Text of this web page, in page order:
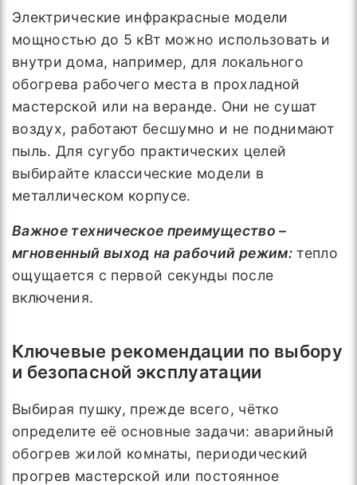
Электрические инфракрасные модели
мощностью до 5 кВт можно использовать и
внутри дома, например, для локального
обогрева рабочего места в прохладной
мастерской или на веранде. Они не сушат
воздух, работают бесшумно и не поднимают
пыль. Для сугубо практических целей
выбирайте классические модели в
металлическом корпусе.
Важное техническое преимущество –
мгновенный выход на рабочий режим:тепло
ощущается с первой секунды после
включения.
Ключевые рекомендации по выбору
и безопасной эксплуатации
Выбирая пушку, прежде всего, чётко
определите её основные задачи: аварийный
обогрев жилой комнаты, периодический
прогрев мастерской или постоянное